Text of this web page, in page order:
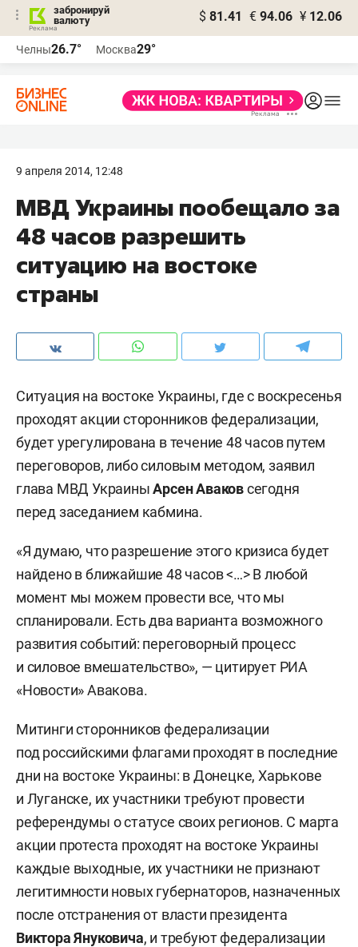
забронируй
валюту
$ 81.41 € 94.06 ¥ 12.06
Челны26.7° Москва29°
9 апреля 2014, 12:48
МВД Украины пообещало за
48 часов разрешить
ситуацию на востоке
страны
Ситуация на востоке Украины, где с воскресенья
проходят акции сторонников федерализации,
будет урегулирована в течение 48 часов путем
переговоров, либо силовым методом, заявил
глава МВД УкраиныАрсен Аваковсегодня
перед заседанием кабмина.
«Я думаю, что разрешение этого кризиса будет
найдено в ближайшие 48 часов <…> В любой
момент мы можем провести все, что мы
спланировали. Есть два варианта возможного
развития событий: переговорный процесс
и силовое вмешательство», — цитирует РИА
«Новости» Авакова.
Митинги сторонников федерализации
под российскими флагами проходят в последние
дни на востоке Украины: в Донецке, Харькове
и Луганске, их участники требуют провести
референдумы о статусе своих регионов. С марта
акции протеста проходят на востоке Украины
каждые выходные, их участники не признают
легитимности новых губернаторов, назначенных
после отстранения от власти президента
Виктора Януковича, и требуют федерализации